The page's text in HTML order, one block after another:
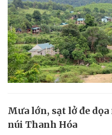
Mưa lớn, sạt lở đe
núi Thanh Hóa